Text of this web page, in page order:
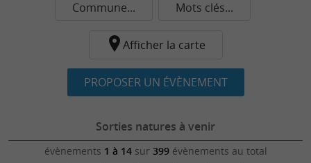
Commune... Mots clés...
Afficher la carte
PROPOSER UN ÉVÈNEMENT
Sorties natures à venir
évènements 1 à 14sur 399évènements au total